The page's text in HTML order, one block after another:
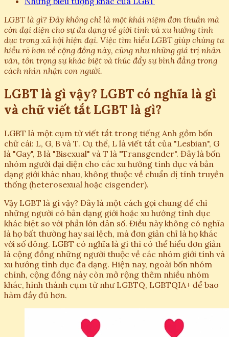
LGBT là gì? Đây không chỉ là một khái niệm đơn thuần mà
còn đại diện cho sự đa dạng về giới tính và xu hướng tình
dục trong xã hội hiện đại. Việc tìm hiểu LGBT giúp chúng ta
hiểu rõ hơn về cộng đồng này, cũng như những giá trị nhân
văn, tôn trọng sự khác biệt và thúc đẩy sự bình đẳng trong
cách nhìn nhận con người.
LGBT là gì vậy? LGBT có nghĩa là gì
và chữ viết tắt LGBT là gì?
LGBT là một cụm từ viết tắt trong tiếng Anh gồm bốn
chữ cái: L, G, B và T. Cụ thể, L là viết tắt của "Lesbian", G
là "Gay", B là "Bisexual" và T là "Transgender". Đây là bốn
nhóm người đại diện cho các xu hướng tính dục và bản
dạng giới khác nhau, không thuộc về chuẩn dị tính truyền
thống (heterosexual hoặc cisgender).
Vậy LGBT là gì vậy? Đây là một cách gọi chung để chỉ
những người có bản dạng giới hoặc xu hướng tình dục
khác biệt so với phần lớn dân số. Điều này không có nghĩa
là họ bất thường hay sai lệch, mà đơn giản chỉ là họ khác
với số đông. LGBT có nghĩa là gì thì có thể hiểu đơn giản
là cộng đồng những người thuộc về các nhóm giới tính và
xu hướng tình dục đa dạng. Hiện nay, ngoài bốn nhóm
chính, cộng đồng này còn mở rộng thêm nhiều nhóm
khác, hình thành cụm từ như LGBTQ, LGBTQIA+ để bao
hàm đầy đủ hơn.